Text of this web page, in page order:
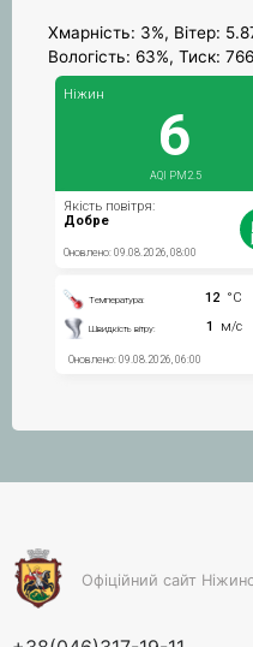
Хмарність: 3%, Вітер:
Вологість: 63%, Тиск:
Офіційний сайт